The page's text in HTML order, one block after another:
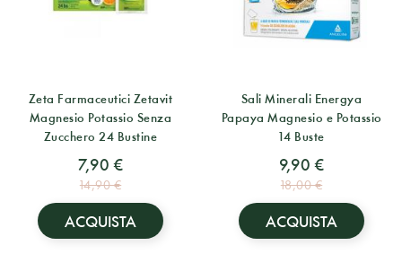
Zeta Farmaceutici Zetavit
Magnesio Potassio Senza
Zucchero 24 Bustine
7,90 €
14,90 €
ACQUISTA
Sali Minerali Energya
Papaya Magnesio e Potassio
14 Buste
9,90 €
18,00 €
ACQUISTA